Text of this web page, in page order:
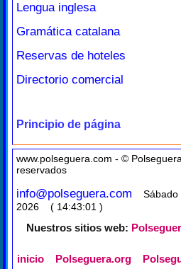
Lengua inglesa
Gramática catalana
Reservas de hoteles
Directorio comercial
Principio de página
www.polseguera.com - ©
reservados
info@polseguera.com
2026 ( 14:43:01 )
Nuestros sitios web:
inicio Polseguera.org